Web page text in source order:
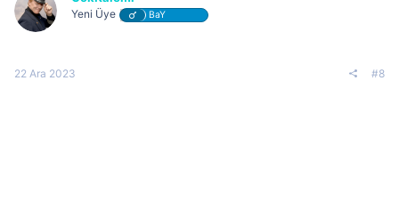
Yeni Üye BaY
22 Ara 2023 #8